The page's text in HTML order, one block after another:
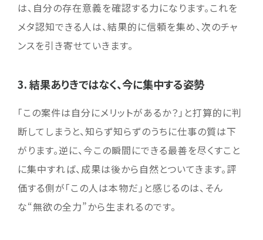
は、自分の存在意義を確認する力になります。これを
メタ認知できる人は、結果的に信頼を集め、次のチャ
ンスを引き寄せていきます。
3. 結果ありきではなく、今に集中する姿勢
「この案件は自分にメリットがあるか？」と打算的に判
断してしまうと、知らず知らずのうちに仕事の質は下
がります。逆に、今この瞬間にできる最善を尽くすこと
に集中すれば、成果は後から自然とついてきます。評
価する側が「この人は本物だ」と感じるのは、そん
な“無欲の全力”から生まれるのです。